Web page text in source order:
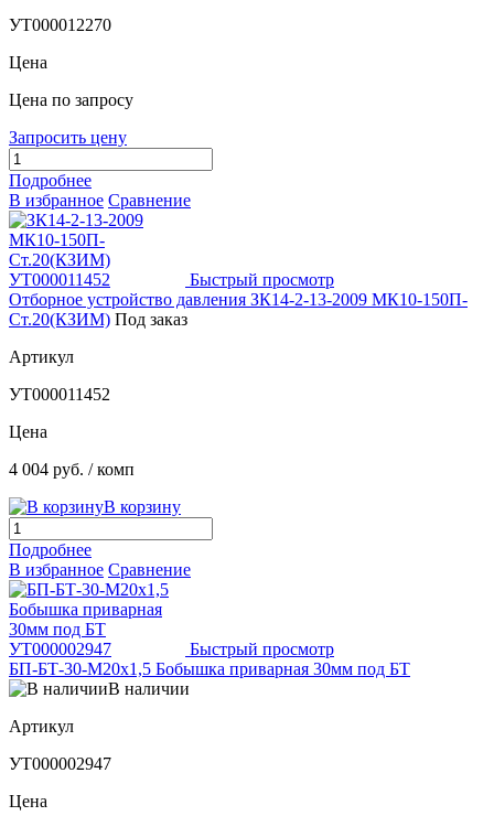
УТ000012270
Цена
Цена по запросу
Запросить цену
Подробнее
В избранное Сравнение
Быстрый просмотр
Отборное устройство давления ЗК14-2-13-2009 МК10-150П-
Ст.20(КЗИМ) Под заказ
Артикул
УТ000011452
Цена
4 004 руб. / комп
В корзину
Подробнее
В избранное Сравнение
Быстрый просмотр
БП-БТ-30-М20х1,5 Бобышка приварная 30мм под БТ
В наличии
Артикул
УТ000002947
Цена